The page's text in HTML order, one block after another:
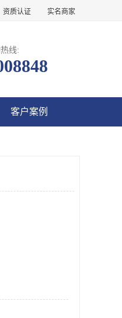
资质认证 实名商家
线:
客户案例